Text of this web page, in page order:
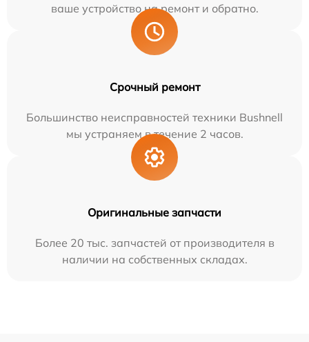
ваше устройство на ремонт и обратно.
Срочный ремонт
Большинство неисправностей техники Bushnell
мы устраняем в течение 2 часов.
Оригинальные запчасти
Более 20 тыс. запчастей от производителя в
наличии на собственных складах.